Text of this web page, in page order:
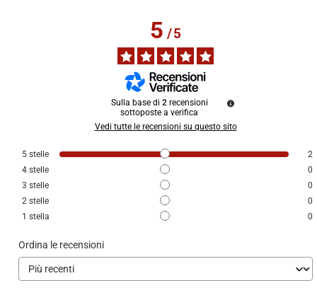
5/5
Sulla base di 2 recensioni
sottoposte a verifica
Vedi tutte le recensioni su questo sito
5 stelle
2
4 stelle
0
3 stelle
0
2 stelle
0
1 stella 0
Ordina le recensioni